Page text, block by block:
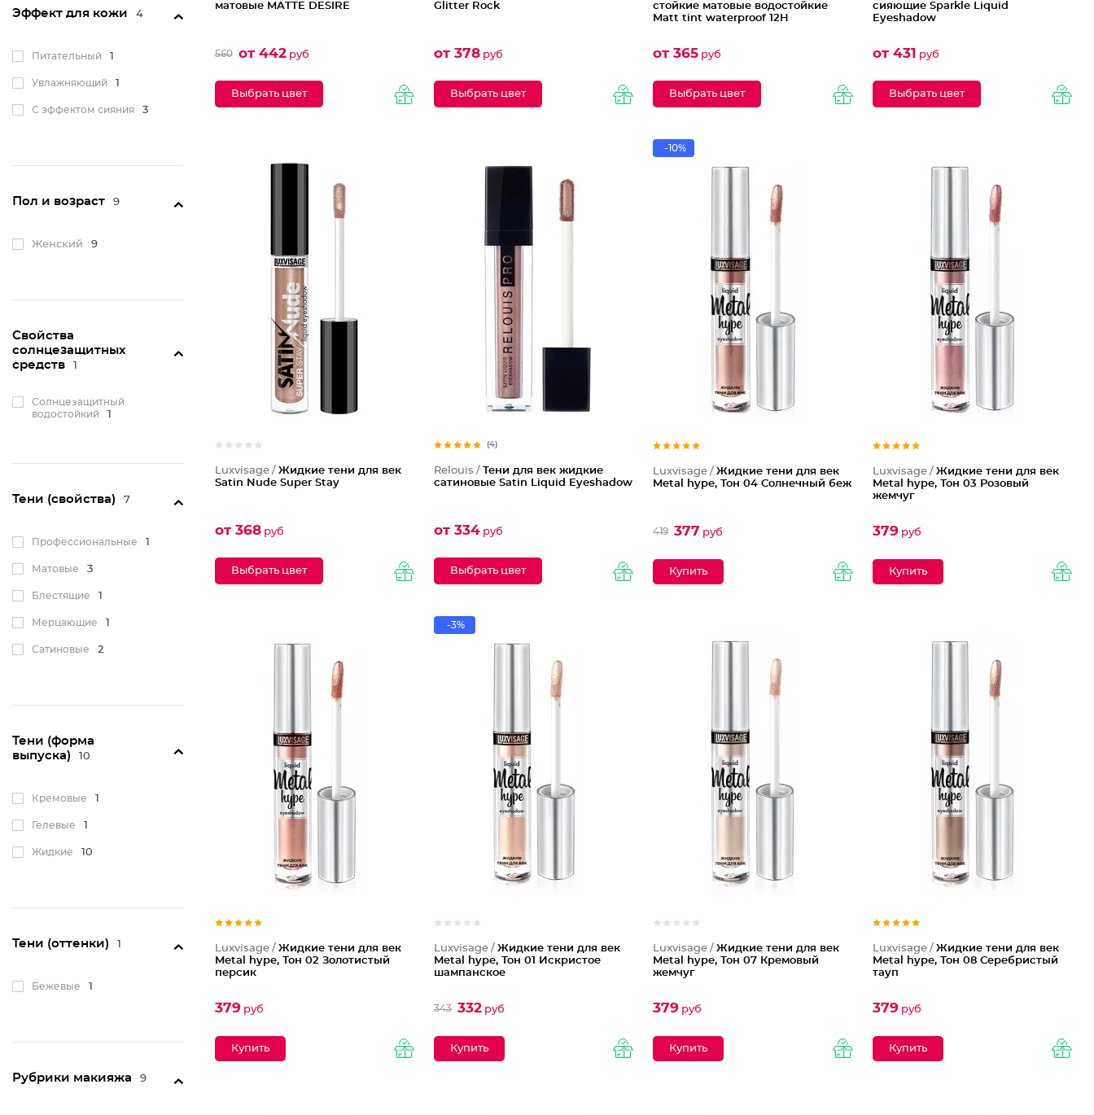
Эффект для кожи 4
Питательный 1
Увлажняющий 1
С эффектом сияния 3
Пол и возраст 9
Женский 9
Свойства
солнцезащитных
средств
1
Солнцезащитный
водостойкий
1
Тени (свойства) 7
Профессиональные 1
Матовые 3
Блестящие 1
Мерцающие 1
Сатиновые 2
Тени (форма
выпуска)
10
Кремовые 1
Гелевые 1
Жидкие 10
Тени (оттенки) 1
Бежевые 1
Рубрики макияжа 9
матовые MATTE DESIRE
560 от 442руб
Выбрать цвет
Glitter Rock
от 378руб
Выбрать цвет
стойкие матовые водостойкие
Matt tint waterproof 12H
от 365 руб
Выбрать цвет
сияющие Sparkle Liquid
Eyeshadow
от 431 руб
Выбрать цвет
Luxvisage / Жидкие тени для век
Satin Nude Super Stay
от 368руб
Выбрать цвет
(4)
Relouis / Тени для век жидкие
сатиновые Satin Liquid Eyeshadow
от 334руб
Выбрать цвет
-10%
Luxvisage /Жидкие тени для век
Metal hype, Тон 04 Солнечный беж
419 377 руб
Luxvisage / Жидкие тени для век
Metal hype, Тон 03 Розовый
жемчуг
379руб
Luxvisage / Жидкие тени для век
Metal hype, Тон 02 Золотистый
персик
379руб
-3%
Luxvisage / Жидкие тени для век
Metal hype, Тон 01 Искристое
шампанское
343 332руб
Luxvisage /Жидкие тени для век
Metal hype, Тон 07 Кремовый
жемчуг
379 руб
Luxvisage / Жидкие тени для век
Metal hype, Тон 08 Серебристый
тауп
379руб